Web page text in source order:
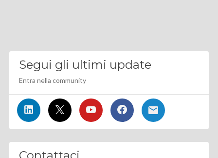
Segui gli ultimi update
Entra nella community